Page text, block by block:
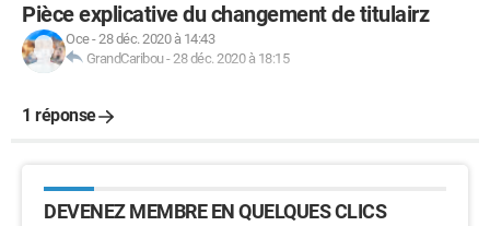
Pièce explicative du changement de titulairz
Oce-28 déc. 2020 à 14:43
GrandCaribou-28 déc. 2020 à 18:15
1 réponse
DEVENEZ MEMBRE EN QUELQUES CLICS